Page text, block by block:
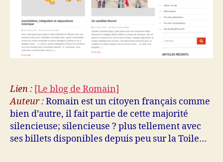
Lien : [Le blog de Romain]
Auteur :Romain est un citoyen français comme
bien d’autre, il fait partie de cette majorité
silencieuse; silencieuse ? plus tellement avec
ses billets disponibles depuis peu sur la Toile…